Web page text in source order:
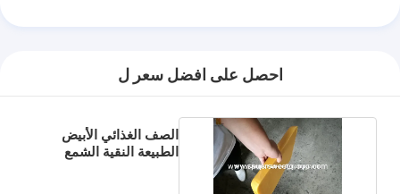
احصل على افضل سعر ل
الصف الغذائي الأبيض
الطبيعة النقية الشمع